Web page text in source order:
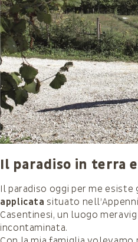
Il paradiso in terra
Il paradiso oggi per me esiste
applicata situato
Casentinesi, un luogo
incontaminata.